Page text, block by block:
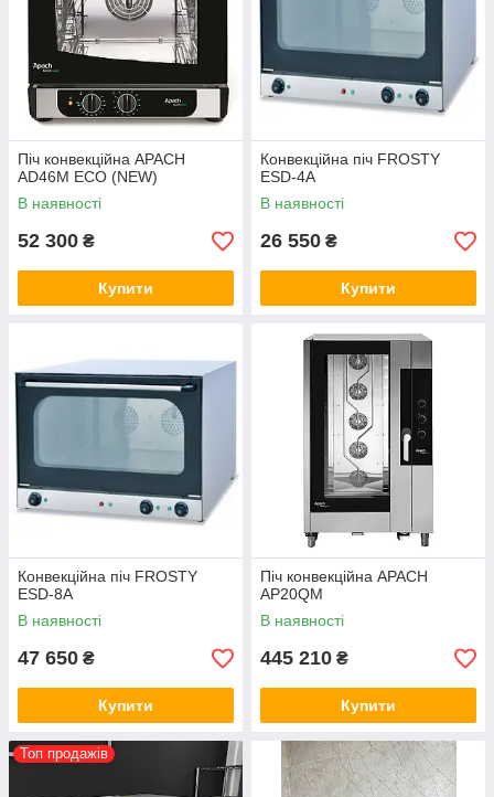
Піч конвекційна APACH
AD46M ECO (NEW)
В наявності
52 300 ₴
Купити
Конвекційна піч FROSTY
ESD-4A
В наявності
26 550 ₴
Купити
Конвекційна піч FROSTY
ESD-8A
В наявності
47 650 ₴
Купити
Піч конвекційна APACH
AP20QM
В наявності
445 210 ₴
Купити
Топ продажів